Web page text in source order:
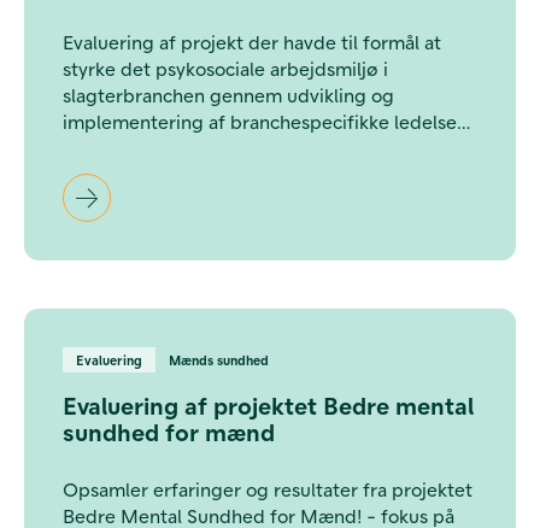
Evaluering af projekt der havde til formål at
styrke det psykosociale arbejdsmiljø i
slagterbranchen gennem udvikling og
implementering af branchespecifikke ledelses-
Evaluering Mænds sundhed
Evaluering af projektet Bedre mental
sundhed for mænd
Opsamler erfaringer og resultater fra projektet
Bedre Mental Sundhed for Mænd! - fokus på